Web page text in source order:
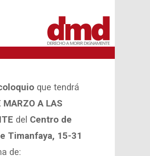
que tendrá
MARZO A LAS
del Centro de
Timanfaya, 15-31
de: